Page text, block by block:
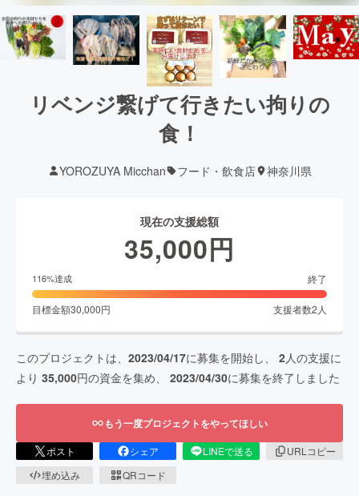
リベンジ繋げて行きたい拘りの
食！
YOROZUYA Micchan フード・飲食店 神奈川県
現在の支援総額
35,000円
116%達成 終了
目標金額30,000円 支援者数2 人
このプロジェクトは、 2023/04/17に募集を開始し、 2人の支援に
より 35,000円の資金を集め、 2023/04/30に募集を終了しました
もう一度プロジェクトをやってほしい
ポスト シェア LINEで送る
URLコピー
埋め込み
QRコード